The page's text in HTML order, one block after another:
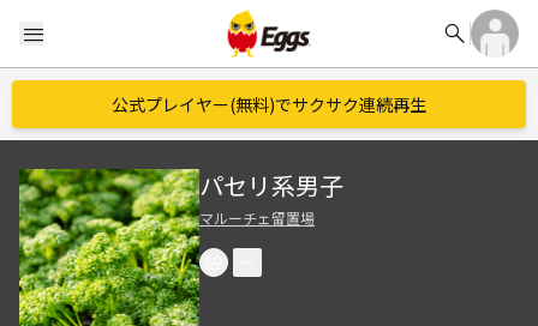
menu search
公式プレイヤー(無料)でサクサク連続再生
パセリ系男子
マルーチェ留置場